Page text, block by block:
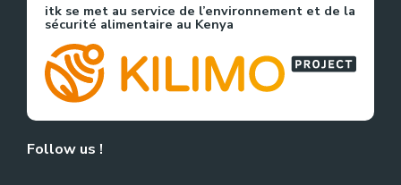
itk se met au service de l’environnement et de la
sécurité alimentaire au Kenya
Follow us !